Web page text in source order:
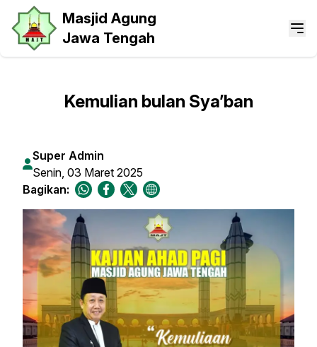
Masjid Agung
Jawa Tengah
Kemulian bulan Sya’ban
Super Admin
Senin, 03 Maret 2025
Bagikan: